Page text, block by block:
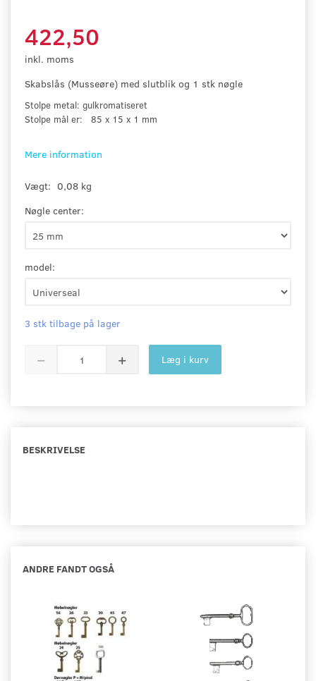
422,50
inkl. moms
Skabslås (Musseøre) med slutblik og 1 stk nøgle
Stolpe metal: gulkromatiseret
Stolpe mål er: 85 x 15 x 1 mm
Mere information
Vægt: 0,08 kg
Nøgle center:
model:
3 stk tilbage på lager
Læg i kurv
BESKRIVELSE
ANDRE FANDT OGSÅ